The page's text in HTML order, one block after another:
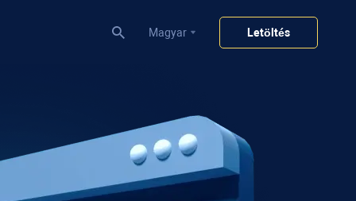
Magyar Letöltés